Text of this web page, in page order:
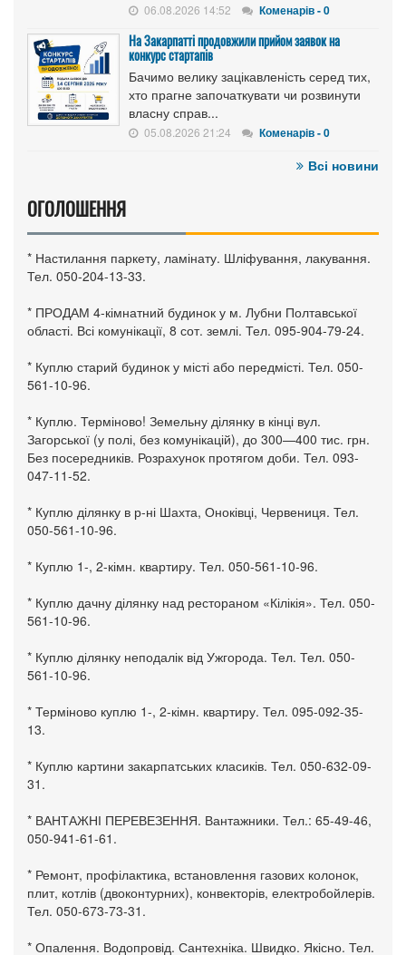
06.08.2026 14:52 Коменарів - 0
На Закарпатті продовжили прийом заявок на
конкурс стартапів
Бачимо велику зацікавленість серед тих,
хто прагне започаткувати чи розвинути
власну справ...
05.08.2026 21:24 Коменарів - 0
Всі новини
ОГОЛОШЕННЯ
* Настилання паркету, ламінату. Шліфування, лакування.
Тел. 050-204-13-33.
* ПРОДАМ 4-кімнатний будинок у м. Лубни Полтавської
області. Всі комунікації, 8 сот. землі. Тел. 095-904-79-24.
* Куплю старий будинок у місті або передмісті. Тел. 050-
561-10-96.
* Куплю. Терміново! Земельну ділянку в кінці вул.
Загорської (у полі, без комунікацій), до 300—400 тис. грн.
Без посередників. Розрахунок протягом доби. Тел. 093-
047-11-52.
* Куплю ділянку в р-ні Шахта, Оноківці, Червениця. Тел.
050-561-10-96.
* Куплю 1-, 2-кімн. квартиру. Тел. 050-561-10-96.
* Куплю дачну ділянку над рестораном «Кілікія». Тел. 050-
561-10-96.
* Куплю ділянку неподалік від Ужгорода. Тел. Тел. 050-
561-10-96.
* Терміново куплю 1-, 2-кімн. квартиру. Тел. 095-092-35-
13.
* Куплю картини закарпатських класиків. Тел. 050-632-09-
31.
* ВАНТАЖНІ ПЕРЕВЕЗЕННЯ. Вантажники. Тел.: 65-49-46,
050-941-61-61.
* Ремонт, профілактика, встановлення газових колонок,
плит, котлів (двоконтурних), конвекторів, електробойлерів.
Тел. 050-673-73-31.
* Опалення. Водопровід. Сантехніка. Швидко. Якісно. Тел.